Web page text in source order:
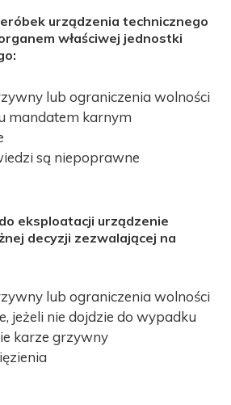
urządzenia technicznego
właściwej jednostki
lub ograniczenia wolności
mandatem karnym
są niepoprawne
eksploatacji urządzenie
decyzji zezwalającej na
lub ograniczenia wolności
jeżeli nie dojdzie do wypadku
karze grzywny